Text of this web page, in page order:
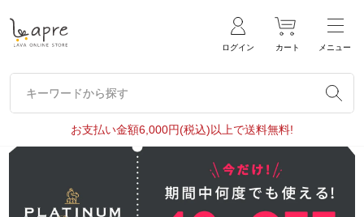
ログイン カート メニュー
キーワードから探す
キーワードから探す
お支払い金額6,000円(税込)以上で送料無料!